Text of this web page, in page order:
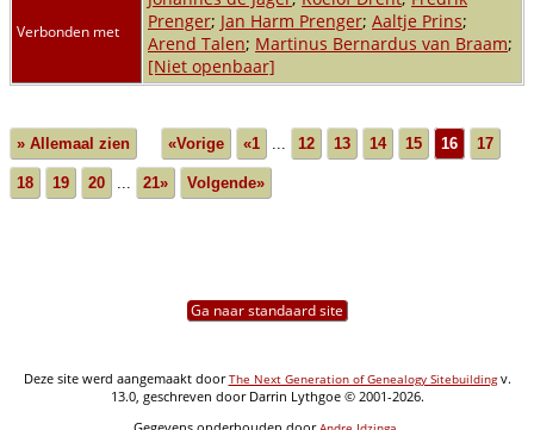
Verbonden met
Prenger; Jan Harm Prenger; Aaltje Prins;
Arend Talen; Martinus Bernardus van Braam;
[Niet openbaar]
» Allemaal zien «Vorige «1 ... 12 13 14 15 16 17
18 19 20 ... 21» Volgende»
Ga naar standaard site
Deze site werd aangemaakt doorThe Next Generation of Genealogy Sitebuildingv.
13.0, geschreven door Darrin Lythgoe © 2001-2026.